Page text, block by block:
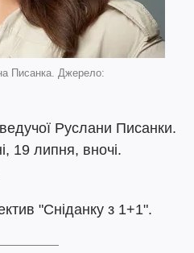
Писанка. Джерело:
Руслани Писанки.
19 липня, вночі.
"Сніданку з 1+1".